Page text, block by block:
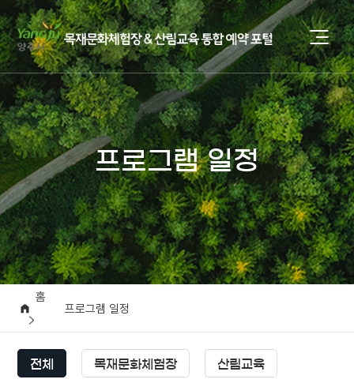
프로그램 일정
홈
프로그램 일정
전체 목재문화체험장 산림교육